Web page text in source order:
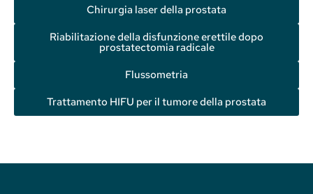
Chirurgia laser della prostata
Riabilitazione della disfunzione erettile dopo
prostatectomia radicale
Flussometria
Trattamento HIFU per il tumore della prostata